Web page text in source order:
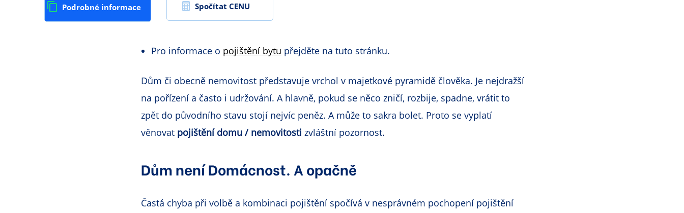
Podrobné informace Spočítat CENU
Pro informace o pojištění bytu přejděte na tuto stránku.
Dům či obecně nemovitost představuje vrchol v majetkové pyramidě člověka. Je nejdražší
na pořízení a často i udržování. A hlavně, pokud se něco zničí, rozbije, spadne, vrátit to
zpět do původního stavu stojí nejvíc peněz. A může to sakra bolet. Proto se vyplatí
věnovat pojištění domu / nemovitosti zvláštní pozornost.
Dům není Domácnost. A opačně
Častá chyba při volbě a kombinaci pojištění spočívá v nesprávném pochopení pojištění